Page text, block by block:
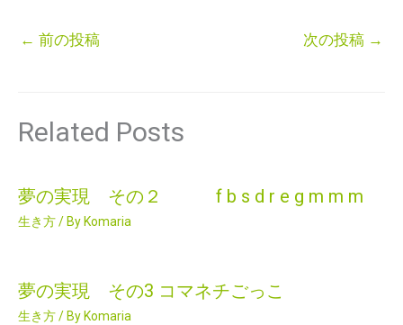
← 前の投稿 次の投稿 →
Related Posts
夢の実現 その２ f b s d r e g m m m
生き方/ By Komaria
夢の実現 その3 コマネチごっこ
生き方/ By Komaria